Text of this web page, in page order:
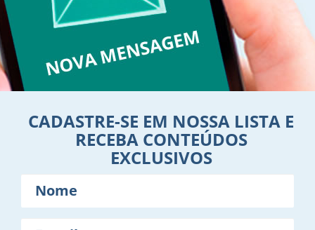
CADASTRE-SE EM NOSSA LISTA E
RECEBA CONTEÚDOS
EXCLUSIVOS